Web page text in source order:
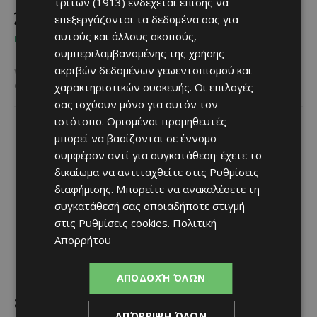
χρόνια λειτουργίας!
ΜΈΝΟΥΜΕ ΕΝΗΜΕΡΩΜΈΝΟΙ May 11, 2026
Το καλοκαίρι πλησιάζει και το πολυβραβευμένο WaterWorld
WaterPark υποδέχεται και φέτος μικρούς και μεγάλους επισκέπτες
από όλο τον κόσμο, έχοντας ήδη ξεκινήσει τη λειτουργία...
8ο Διεθνές Φεστιβάλ Ακορντεόν Κύπρου
επεξεργάζονται τα δεδομένα σας για
αυτούς και άλλους σκοπούς,
συμπεριλαμβανομένης της χρήσης
ακριβών δεδομένων γεωεντοπισμού και
χαρακτηριστικών συσκευής. Οι επιλογές
σας ισχύουν μόνο για αυτόν τον
ιστότοπο. Ορισμένοι προμηθευτές
μπορεί να βασίζονται σε έννομο
συμφέρον αντί για συγκατάθεση· έχετε το
δικαίωμα να αντιταχθείτε στις Ρυθμίσεις
διαφήμισης. Μπορείτε να ανακαλέσετε τη
συγκατάθεσή σας οποιαδήποτε στιγμή
στις Ρυθμίσεις cookies. Πολιτική
Απορρήτου
ΑΠΟΔΟΧΉ ΌΛΩΝ